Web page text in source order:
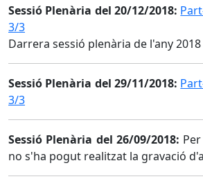
Sessió Plenària del 20/12/2018:
3/3
Darrera sessió plenària de l'any 2018
Sessió Plenària del 29/11/2018:
3/3
Sessió Plenària del 26/09/2018:
no s'ha pogut realitzat la gravació